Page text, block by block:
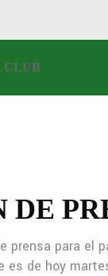
CLUB
prensa para
es de hoy